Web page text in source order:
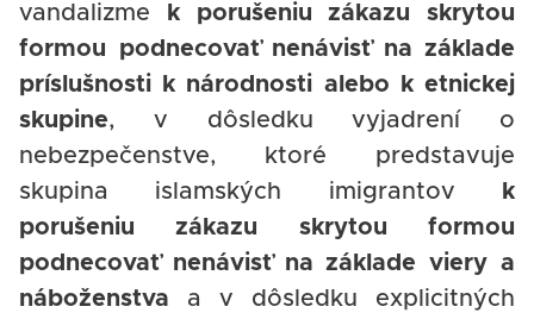
vandalizme
k porušeniu zákazu skrytou
formou podnecovať nenávisť na základe
príslušnosti k národnosti alebo k etnickej
skupine, v dôsledku vyjadrení o
nebezpečenstve, ktoré predstavuje
skupina islamských imigrantov
k
porušeniu zákazu skrytou formou
podnecovať nenávisť na základe viery a
náboženstva a v dôsledku explicitných